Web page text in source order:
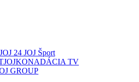
JOJ 24 JOJ Šport
JOJKONADÁCIA TV
GROUP